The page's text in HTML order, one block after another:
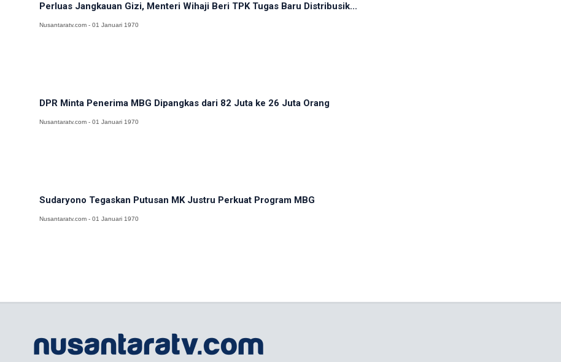
Perluas Jangkauan Gizi, Menteri Wihaji Beri TPK Tugas Baru Distribusik...
Nusantaratv.com - 01 Januari 1970
DPR Minta Penerima MBG Dipangkas dari 82 Juta ke 26 Juta Orang
Nusantaratv.com - 01 Januari 1970
Sudaryono Tegaskan Putusan MK Justru Perkuat Program MBG
Nusantaratv.com - 01 Januari 1970